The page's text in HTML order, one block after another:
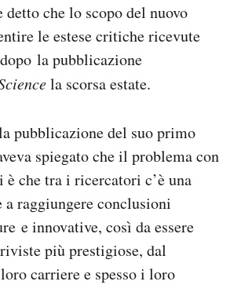
che lo scopo del nuovo
le estese critiche ricevute
la pubblicazione
la scorsa estate.
pubblicazione del suo primo
spiegato che il problema con
che tra i ricercatori c’è una
a raggiungere conclusioni
e innovative, così da essere
più prestigiose, dal
carriere e spesso i loro